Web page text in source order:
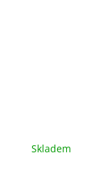
Skladem